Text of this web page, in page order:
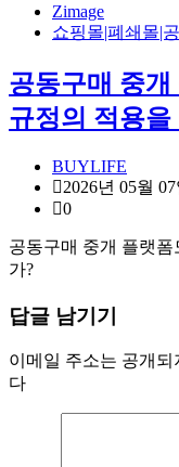
Zimage
쇼핑몰|폐쇄몰|
공동구매 중
규정의 적용을
BUYLIFE
2026년 05월 07
0
공동구매 중개 플랫
가?
답글 남기기
이메일 주소는 공개되
다